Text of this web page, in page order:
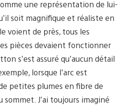
une représentation de lui-
soit magnifique et réaliste en
voient de près, tous les
pièces devaient fonctionner
s’est assuré qu’aucun détail
lorsque l’arc est
petites plumes en fibre de
J’ai toujours imaginé